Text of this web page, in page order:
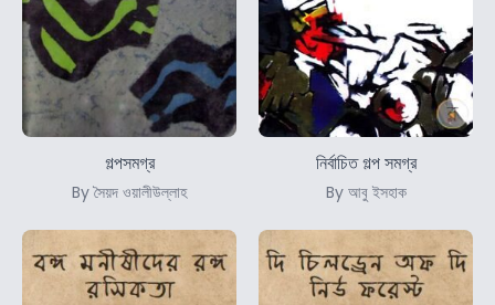
গল্পসমগ্র
By সৈয়দ ওয়ালীউল্লাহ
নির্বাচিত গল্প সমগ্র
By আবু ইসহাক